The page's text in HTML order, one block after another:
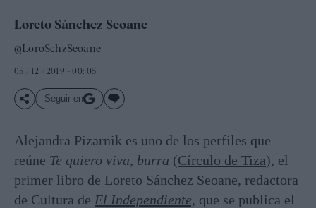
Loreto Sánchez Seoane
@LoroSchzSeoane
05 / 12 / 2019 - 00: 05
Seguir en
Alejandra Pizarnik es uno de los perfiles que
reúne Te quiero viva, burra (Círculo de Tiza), el
primer libro de Loreto Sánchez Seoane, redactora
de Cultura de El Independiente, que se publica el